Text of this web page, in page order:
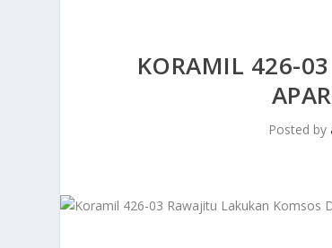
KORAMIL 426-
Posted by